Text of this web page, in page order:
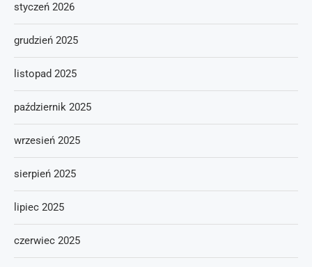
styczeń 2026
grudzień 2025
listopad 2025
październik 2025
wrzesień 2025
sierpień 2025
lipiec 2025
czerwiec 2025